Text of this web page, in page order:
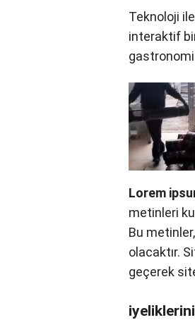
Teknoloji
interaktif
Lorem
metinleri
etmenize
Bu da